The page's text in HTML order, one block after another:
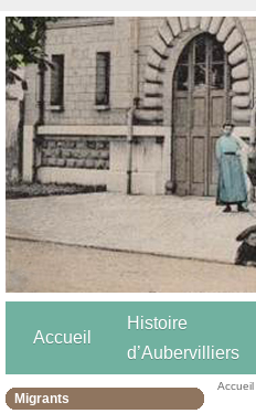
Accueil
Histoire
d’Aubervilliers
Migrants
Accueil